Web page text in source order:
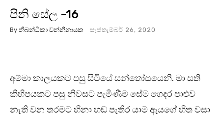
පිනි සේල -16
By නිබන්ධිකා වන්නිනායක සැප්තැම්බර් 26, 2020
අම්මා කාලයකට පසු සිටියේ සන්තෝසයෙනි. මා සති
කිහිපයකට පසු නිවසට පැමිණීම සේම ගෙදර පාළුව
නැති වන තරමට හිනා හඬ පැතිර යාම ඇයගේ හිත වසා